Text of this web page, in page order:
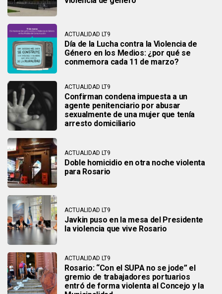
ACTUALIDAD LT9
Día de la Lucha contra la Violencia de
Género en los Medios: ¿por qué se
conmemora cada 11 de marzo?
ACTUALIDAD LT9
Confirman condena impuesta a un
agente penitenciario por abusar
sexualmente de una mujer que tenía
arresto domiciliario
ACTUALIDAD LT9
Doble homicidio en otra noche violenta
para Rosario
ACTUALIDAD LT9
Javkin puso en la mesa del Presidente
la violencia que vive Rosario
ACTUALIDAD LT9
Rosario: “Con el SUPA no se jode” el
gremio de trabajadores portuarios
entró de forma violenta al Concejo y la